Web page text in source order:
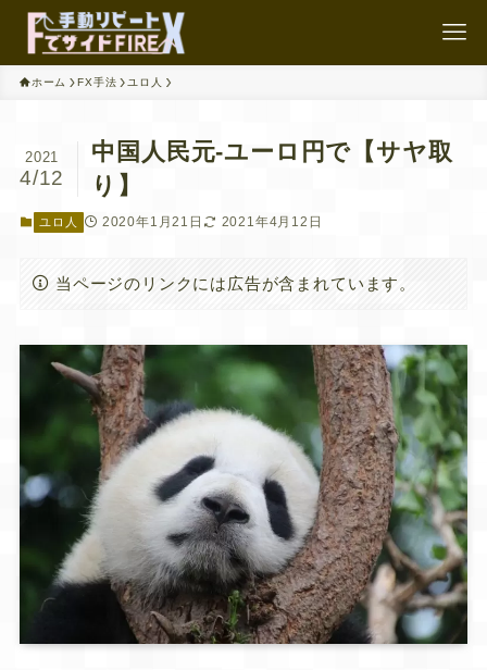
ホーム FX手法 ユロ人
中国人民元-ユーロ円で【サヤ取
り】
2021
4/12
ユロ人 2020年1月21日 2021年4月12日
当ページのリンクには広告が含まれています。